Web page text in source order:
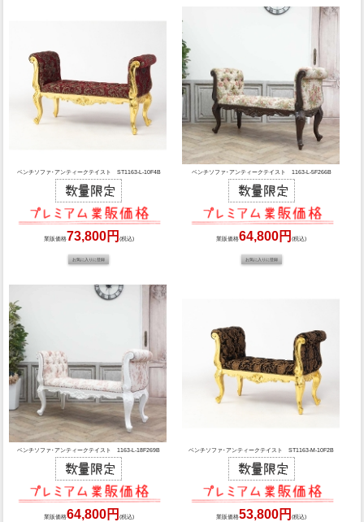
ベンチソファ･アンティークテイスト ST1163-L-10F4B
業販価格73,800円 (税込)
ベンチソファ･アンティークテイスト 1163-L-5F266B
業販価格64,800円(税込)
ベンチソファ･アンティークテイスト 1163-L-18F269B
業販価格64,800円 (税込)
ベンチソファ･アンティークテイスト ST1163-M-10F2B
業販価格53,800円(税込)